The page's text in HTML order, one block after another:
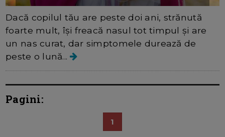
Dacă copilul tău are peste doi ani, strănută
foarte mult, își freacă nasul tot timpul și are
un nas curat, dar simptomele durează de
peste o lună...
Pagini:
1